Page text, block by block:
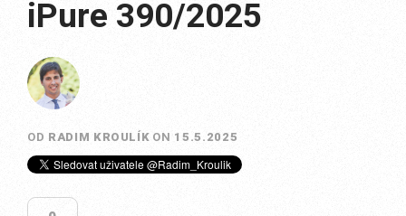
iPure 390/2025
OD RADIM KROULÍK ON 15.5.2025